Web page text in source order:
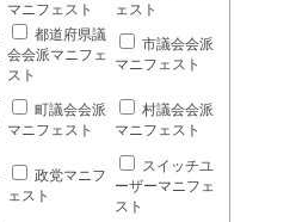
マニフェスト
ェスト
都道府県議
会会派マニフェ
スト
市議会会派
マニフェスト
町議会会派
マニフェスト
村議会会派
マニフェスト
政党マニフ
ェスト
スイッチユ
ーザーマニフェ
スト